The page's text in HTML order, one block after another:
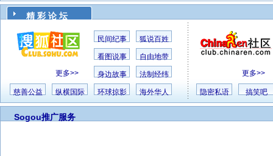
精 彩 论 坛
更多>>
民间纪事 狐说百姓
看图说事 自由地带
身边故事 法制经纬
慈善公益 纵横国际 环球掠影 海外华人
更多>>
隐密私语 搞笑吧
Sogou推广服务